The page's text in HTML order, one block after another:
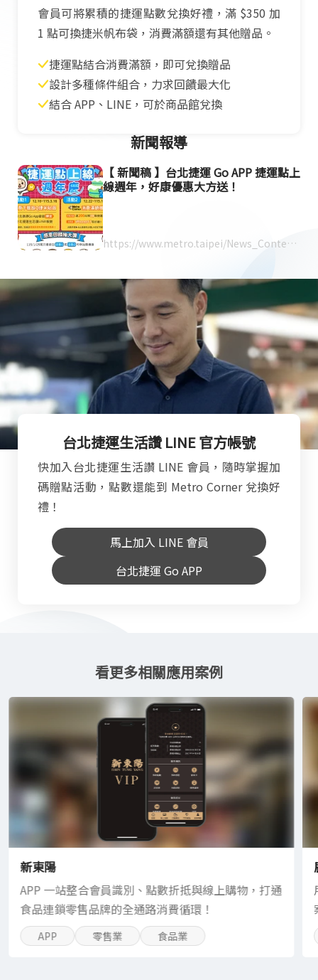
會員可將累積的捷運點數兌換好禮，滿 $350 加
1 點可換捷米帆布袋，消費滿額還有其他贈品。
捷運點結合消費滿額，即可兌換贈品
設計多種條件組合，力求回饋最大化
結合 APP、LINE，可於商品館兌換
新聞報導
【 新聞稿 】台北捷運 Go APP 捷運點上
線週年，好康優惠大方送！
https://www.metro.taipei/News_Content.
台北捷運生活讚 LINE 官方帳號
快加入台北捷運生活讚 LINE 會員，隨時掌握加
碼贈點活動，點數還能到 Metro Corner 兌換好
禮！
馬上加入 LINE 會員
台北捷運 Go APP
看更多相關應用案例
新東陽
APP 一站整合會員識別、點數折抵與線上購物，打通
食品連鎖零售品牌的全通路消費循環！
APP 零售業 食品業